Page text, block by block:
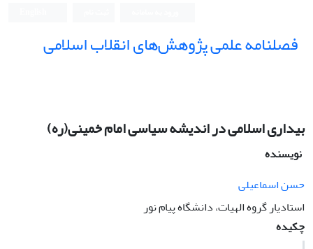
فصلنامه علمی پژوهش‌های انقلاب اسلامی
بیداری اسلامی در اندیشه سیاسی امام خمینی(ره)
نویسنده
حسن اسماعیلی
استادیار گروه الهیات، دانشگاه پیام نور
چکیده